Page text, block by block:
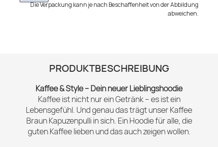
Die Verpackung kann je nach Beschaffenheit von der Abbildung
abweichen.
PRODUKTBESCHREIBUNG
Kaffee & Style – Dein neuer Lieblingshoodie
Kaffee ist nicht nur ein Getränk – es ist ein
Lebensgefühl. Und genau das trägt unser Kaffee
Braun Kapuzenpulli in sich. Ein Hoodie für alle, die
guten Kaffee lieben und das auch zeigen wollen.